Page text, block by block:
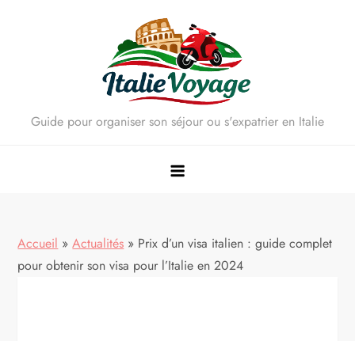
Guide pour organiser son séjour ou s'expatrier en Italie
Accueil » Actualités » Prix d’un visa italien : guide complet
pour obtenir son visa pour l’Italie en 2024